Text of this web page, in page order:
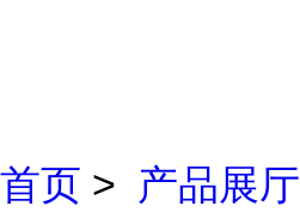
首页 > 产品展厅